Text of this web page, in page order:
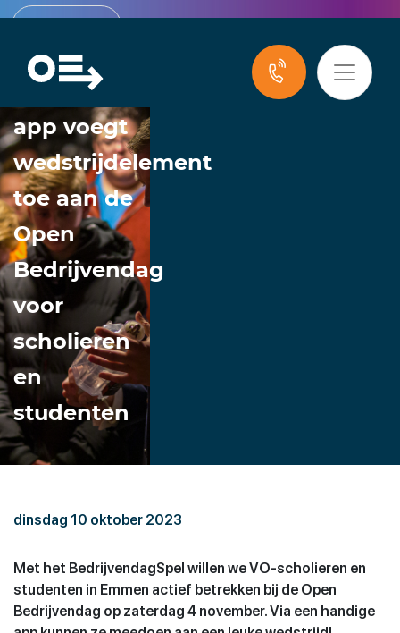
Nieuwe
app voegt
wedstrijdelement
toe aan de
Open
Bedrijvendag
voor
scholieren
en
studenten
dinsdag 10 oktober 2023
Met het BedrijvendagSpel willen we VO-scholieren en
studenten in Emmen actief betrekken bij de Open
Bedrijvendag op zaterdag 4 november. Via een handige